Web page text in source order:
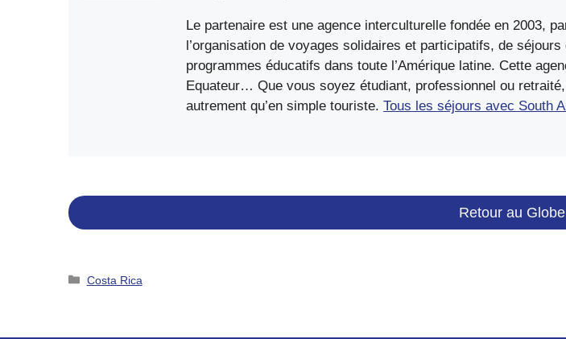
Le partenaire est une agence interculturelle fondée en 2003,
l’organisation de voyages solidaires et participatifs, de
programmes éducatifs dans toute l’Amérique latine. Cette
Equateur… Que vous soyez étudiant, professionnel ou
autrement qu’en simple touriste.Tous les séjours avec South
Retour au
Catégories
Costa Rica